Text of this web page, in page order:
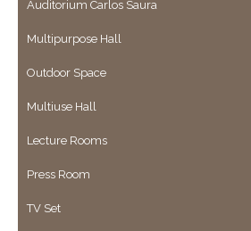
Auditorium Carlos Saura
Multipurpose Hall
Outdoor Space
Multiuse Hall
Lecture Rooms
Press Room
TV Set